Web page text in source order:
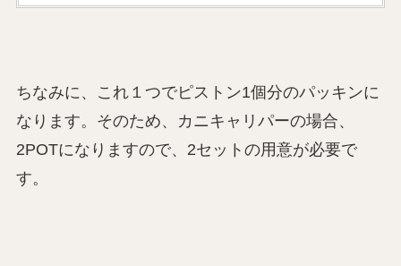
ちなみに、これ１つでピストン1個分のパッキンに
なります。そのため、カニキャリパーの場合、
2POTになりますので、2セットの用意が必要で
す。